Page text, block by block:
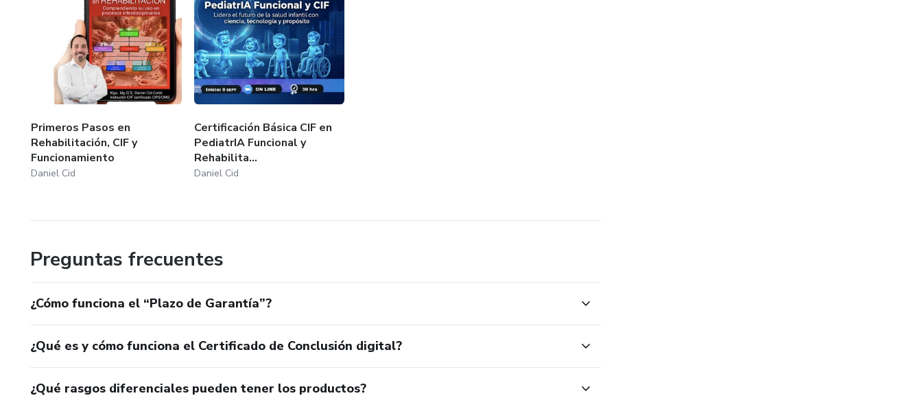
Primeros Pasos en
Rehabilitación, CIF y
Funcionamiento
Daniel Cid
Certificación Básica CIF en
PediatrIA Funcional y
Rehabilita...
Daniel Cid
Preguntas frecuentes
¿Cómo funciona el “Plazo de Garantía”?
¿Qué es y cómo funciona el Certificado de Conclusión digital?
¿Qué rasgos diferenciales pueden tener los productos?